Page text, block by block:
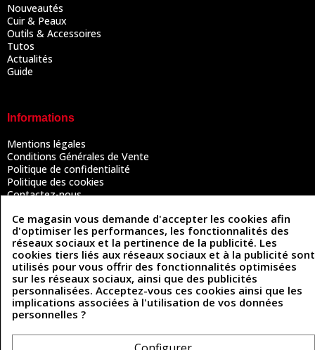
Nouveautés
Cuir & Peaux
Outils & Accessoires
Tutos
Actualités
Guide
Informations
Mentions légales
Conditions Générales de Vente
Politique de confidentialité
Politique des cookies
Contactez-nous
Coordonnées
493 Chemin de Catougnac
81300 Graulhet
05 63 34 51 88
contact@cuirenstock.com
Cuirenstock © 2026 - Une création Quatrys 💙
Ce magasin vous demande d'accepter les cookies afin
d'optimiser les performances, les fonctionnalités des
réseaux sociaux et la pertinence de la publicité. Les
cookies tiers liés aux réseaux sociaux et à la publicité sont
utilisés pour vous offrir des fonctionnalités optimisées
sur les réseaux sociaux, ainsi que des publicités
personnalisées. Acceptez-vous ces cookies ainsi que les
implications associées à l'utilisation de vos données
personnelles ?